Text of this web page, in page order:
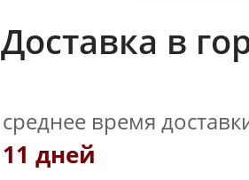
Доставка в
среднее время
11 дней